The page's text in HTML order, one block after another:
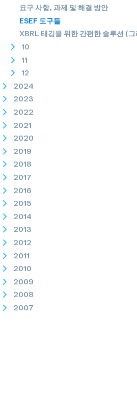
요구 사항, 과제 및 해결 방안
ESEF 도구들
XBRL 태깅을 위한 간편한 솔루션 (
10
11
12
2024
2023
2022
2021
2020
2019
2018
2017
2016
2015
2014
2013
2012
2011
2010
2009
2008
2007